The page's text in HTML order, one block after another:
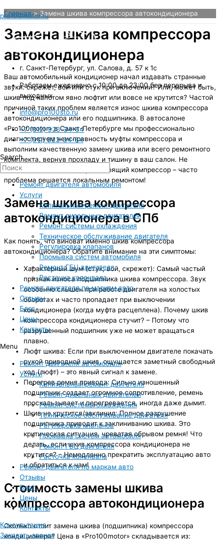
Перейти
к
содержимому
pro100motor.ru
г. Санкт-Петербург, ул. Салова, д. 57 к 1с
Работаем ежедневно с 10:00 до 23:00 без перерыва и
выходных
info@pro100sto.ru
+7 (812) 923-34-64
+7 (911) 923-34-64
Search
Ремонт двигателя автомобиля
Услуги
Капитальный ремонт двигателя
Ремонт дизельных двигателей
Ремонт системы охлаждения
Техническое обслуживание двигателя
Регулировка клапанов
Промывка систем автомобиля
Ремонт ГБЦ двигателя
Расточка коленвала
Ремонт двигателя по маркам авто
Отзывы
Блог
Цены
Контакты
Menu
Ремонт двигателя автомобиля
Услуги
Капитальный ремонт двигателя
Ремонт дизельных двигателей
Ремонт системы охлаждения
Техническое обслуживание двигателя
Регулировка клапанов
Промывка систем автомобиля
Ремонт ГБЦ двигателя
Расточка коленвала
Ремонт двигателя по маркам авто
Отзывы
Блог
Цены
Контакты
Консультация
Заказать звонок
Главная Замена шкива компрессора автокондиционера
Замена шкива компрессора
автокондиционера
Ваш автомобильный кондиционер начал издавать странные
звуки: скрежет, вой или стук при включении? Или, может быть,
шкив под капотом явно люфтит или вовсе не крутится? Частой
причиной таких проблем является износ шкива компрессора
автокондиционера или его подшипника. В автосалоне
«Pro100motor» в Санкт-Петербурге мы профессионально
диагностируем неисправность муфты компрессора и
выполним качественную замену шкива или всего ремонтного
комплекта, вернув прохладу и тишину в ваш салон. Не
спешите менять весь дорогостоящий компрессор – часто
проблема решается локальным ремонтом!
Замена шкива компрессора
автокондиционера в СПб
Как понять, что виноват именно шкив компрессора
автокондиционера? Обратите внимание на эти симптомы:
Характерный шум (стук, вой, скрежет): Самый частый
признак износа подшипника шкива компрессора. Звук
особенно слышен при работе двигателя на холостых
оборотах и часто пропадает при выключении
кондиционера (когда муфта расцеплена). Почему шкив
компрессора кондиционера стучит? – Потому что
разрушенный подшипник уже не может вращаться
плавно.
Люфт шкива: Если при выключенном двигателе покачать
рукой приводной шкив, ощущается заметный свободный
ход (люфт) – это явный сигнал к замене.
Перегрев ремня привода: Сильно изношенный
подшипник создает огромное сопротивление, ремень
проскальзывает и перегревается, иногда даже дымит.
Шкив не крутится/заклинил: Полное разрушение
подшипника приводит к заклиниванию шкива. Это
критическая ситуация, чреватая обрывом ремня! Что
делать, если шкив компрессора кондиционера не
крутится? – Немедленно прекратить эксплуатацию авто
и обратиться к нам!
Стоимость замены шкива
компрессора автокондиционера
Сколько стоит замена шкива (подшипника) компрессора
кондиционера? Цена в «Pro100motor» складывается из: